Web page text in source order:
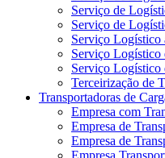
Serviço de
Serviço de
Serviço Logístico
Serviço Logístico
Serviço Logístico
Terceirização de
Transportadoras de
Empresa com
Empresa de
Empresa de